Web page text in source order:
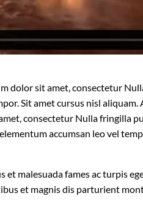
dolor sit amet, consectetur
Sit amet cursus nisl
consectetur Nulla fringilla
accumsan leo vel
malesuada fames ac turpis
et magnis dis parturient